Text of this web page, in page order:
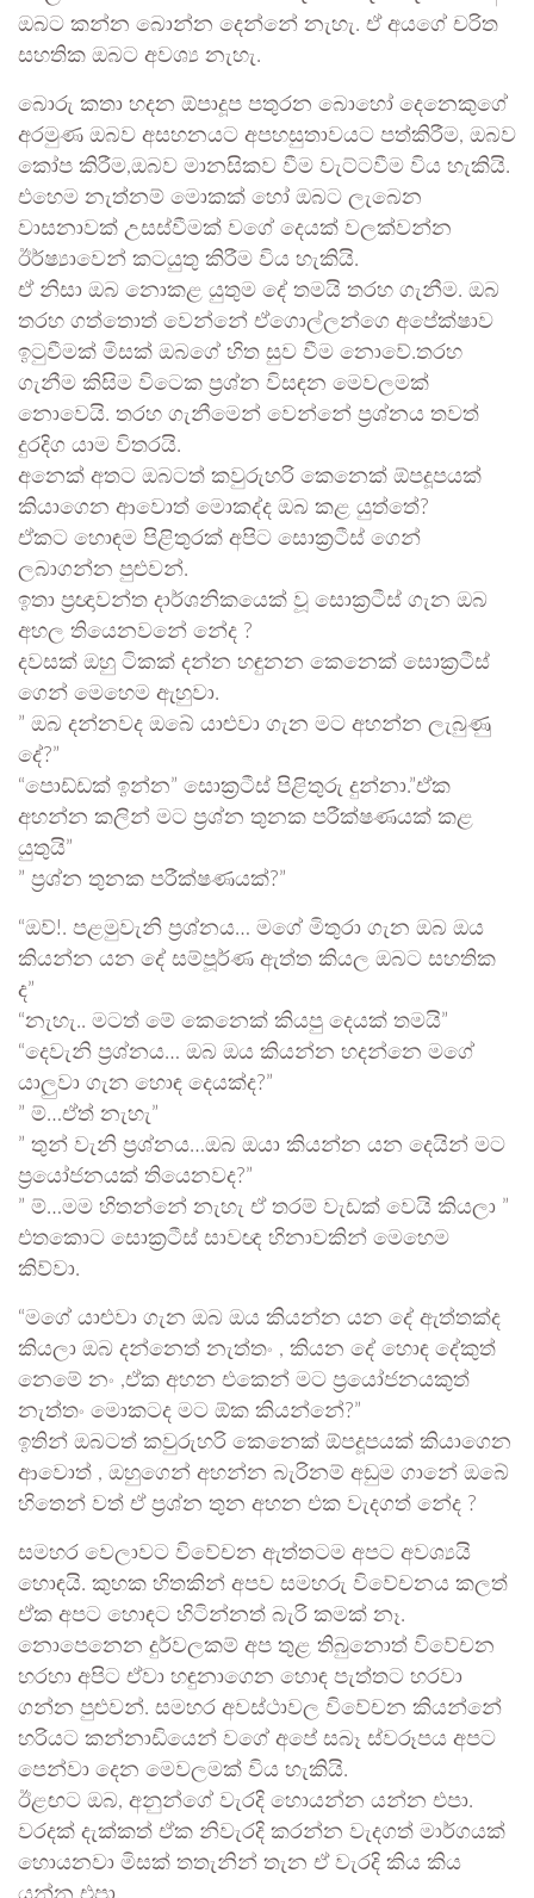
ඔබට කන්න බොන්න දෙන්නේ නැහැ. ඒ අයගේ චරිත
සහතික ඔබට අවශ්‍ය නැහැ.
බොරු කතා හදන ඕපාදූප පතුරන බොහෝ දෙනෙකුගේ
අරමුණ ඔබව අසහනයට අපහසුතාවයට පත්කිරීම, ඔබව
කෝප කිරීම,ඔබව මානසිකව වීම වැට්ටවීම විය හැකියි.
එහෙම නැත්නම් මොකක් හෝ ඔබට ලැබෙන
වාසනාවක් උසස්වීමක් වගේ දෙයක් වලක්වන්න
ඊර්ෂ්‍යාවෙන් කටයුතු කිරීම විය හැකියි.
ඒ නිසා ඔබ නොකළ යුතුම දේ තමයි තරහ ගැනීම. ඔබ
තරහ ගත්තොත් වෙන්නේ ඒගොල්ලන්ගෙ අපේක්ෂාව
ඉටුවීමක් මිසක් ඔබගේ හිත සුව වීම නොවේ.තරහ
ගැනීම කිසිම විටෙක ප්‍රශ්න විසඳන මෙවලමක්
නොවෙයි. තරහ ගැනීමෙන් වෙන්නේ ප්‍රශ්නය තවත්
දුරදිග යාම විතරයි.
අනෙක් අතට ඔබටත් කවුරුහරි කෙනෙක් ඕපදූපයක්
කියාගෙන ආවොත් මොකද්ද ඔබ කළ යුත්තේ?
ඒකට හොඳම පිළිතුරක් අපිට සොක්‍රටීස් ගෙන්
ලබාගන්න පුළුවන්.
ඉතා ප්‍රඥාවන්ත දාර්ශනිකයෙක් වූ සොක්‍රටීස් ගැන ඔබ
අහල තියෙනවනේ නේද ?
දවසක් ඔහු ටිකක් දන්න හඳුනන කෙනෙක් සොක්‍රටීස්
ගෙන් මෙහෙම ඇහුවා.
” ඔබ දන්නවද ඔබේ යාළුවා ගැන මට අහන්න ලැබුණු
දේ?”
“පොඩ්ඩක් ඉන්න” සොක්‍රටීස් පිළිතුරු දුන්නා.”ඒක
අහන්න කලින් මට ප්‍රශ්න තුනක පරීක්ෂණයක් කළ
යුතුයි”
” ප්‍රශ්න තුනක පරීක්ෂණයක්?”
“ඔව්!. පළමුවැනි ප්‍රශ්නය… මගේ මිතුරා ගැන ඔබ ඔය
කියන්න යන දේ සම්පූර්ණ ඇත්ත කියල ඔබට සහතික
ද”
“නැහැ.. මටත් මේ කෙනෙක් කියපු දෙයක් තමයි”
“දෙවැනි ප්‍රශ්නය… ඔබ ඔය කියන්න හදන්නෙ මගේ
යාලුවා ගැන හොඳ දෙයක්ද?”
” ම්…ඒත් නැහැ”
” තුන් වැනි ප්‍රශ්නය…ඔබ ඔයා කියන්න යන දෙයින් මට
ප්‍රයෝජනයක් තියෙනවද?”
” ම්…මම හිතන්නේ නැහැ ඒ තරම් වැඩක් වෙයි කියලා ”
එතකොට සොක්‍රටීස් සාවඥ හිනාවකින් මෙහෙම
කිව්වා.
“මගේ යාළුවා ගැන ඔබ ඔය කියන්න යන දේ ඇත්තක්ද
කියලා ඔබ දන්නෙත් නැත්තං , කියන දේ හොඳ දේකුත්
නෙමේ නං ,ඒක අහන එකෙන් මට ප්‍රයෝජනයකුත්
නැත්තං මොකටද මට ඕක කියන්නේ?”
ඉතින් ඔබටත් කවුරුහරි කෙනෙක් ඕපදූපයක් කියාගෙන
ආවොත් , ඔහුගෙන් අහන්න බැරිනම් අඩුම ගානේ ඔබේ
හිතෙන් වත් ඒ ප්‍රශ්න තුන අහන එක වැදගත් නේද ?
සමහර වෙලාවට විවේචන ඇත්තටම අපට අවශ්‍යයි
හොඳයි. කුහක හිතකින් අපව සමහරු විවේචනය කලත්
ඒක අපට හොඳට හිටින්නත් බැරි කමක් නෑ.
නොපෙනෙන දුර්වලකම් අප තුළ තිබුනොත් විවේචන
හරහා අපිට ඒවා හඳුනාගෙන හොඳ පැත්තට හරවා
ගන්න පුළුවන්. සමහර අවස්ථාවල විවේචන කියන්නේ
හරියට කන්නාඩියෙන් වගේ අපේ සබෑ ස්වරූපය අපට
පෙන්වා දෙන මෙවලමක් විය හැකියි.
ඊළඟට ඔබ, අනුන්ගේ වැරදි හොයන්න යන්න එපා.
වරදක් දැක්කත් ඒක නිවැරදි කරන්න වැදගත් මාර්ගයක්
හොයනවා මිසක් තතැනින් තැන ඒ වැරදි කිය කිය